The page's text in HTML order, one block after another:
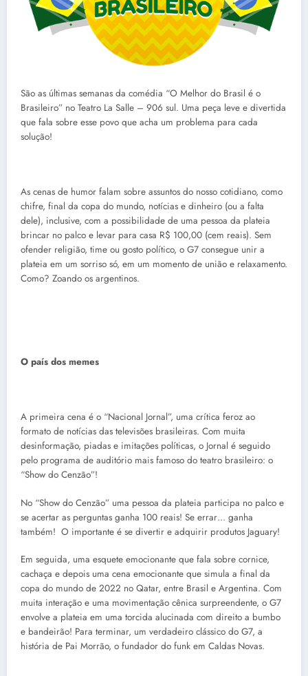
São as últimas semanas da comédia “O Melhor do Brasil é o
Brasileiro” no Teatro La Salle – 906 sul. Uma peça leve e divertida
que fala sobre esse povo que acha um problema para cada
solução!
As cenas de humor falam sobre assuntos do nosso cotidiano, como
chifre, final da copa do mundo, notícias e dinheiro (ou a falta
dele), inclusive, com a possibilidade de uma pessoa da plateia
brincar no palco e levar para casa R$ 100,00 (cem reais). Sem
ofender religião, time ou gosto político, o G7 consegue unir a
plateia em um sorriso só, em um momento de união e relaxamento.
Como? Zoando os argentinos.
O país dos memes
A primeira cena é o “Nacional Jornal”, uma crítica feroz ao
formato de notícias das televisões brasileiras. Com muita
desinformação, piadas e imitações políticas, o Jornal é seguido
pelo programa de auditório mais famoso do teatro brasileiro: o
“Show do Cenzão”!
No “Show do Cenzão” uma pessoa da plateia participa no palco e
se acertar as perguntas ganha 100 reais! Se errar… ganha
também! O importante é se divertir e adquirir produtos Jaguary!
Em seguida, uma esquete emocionante que fala sobre cornice,
cachaça e depois uma cena emocionante que simula a final da
copa do mundo de 2022 no Qatar, entre Brasil e Argentina. Com
muita interação e uma movimentação cênica surpreendente, o G7
envolve a plateia em uma torcida alucinada com direito a bumbo
e bandeirão! Para terminar, um verdadeiro clássico do G7, a
história de Pai Morrão, o fundador do funk em Caldas Novas.